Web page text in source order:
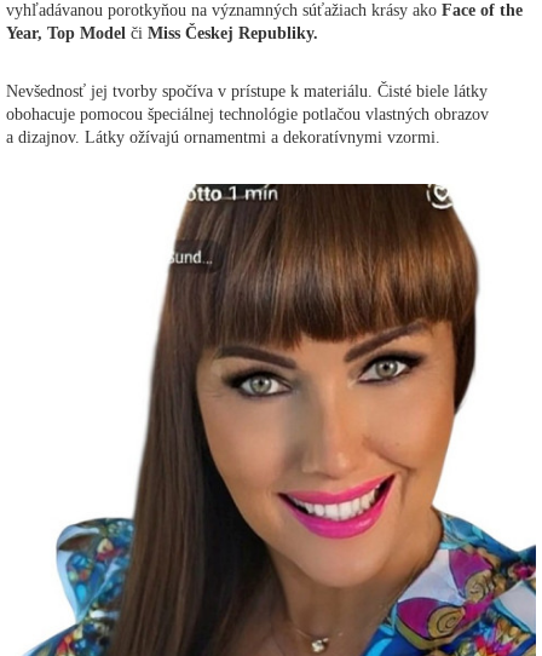
vyhľadávanou porotkyňou na významných súťažiach krásy ako Face of the
Year, Top Model či Miss Českej Republiky.
Nevšednosť jej tvorby spočíva v prístupe k materiálu. Čisté biele látky
obohacuje pomocou špeciálnej technológie potlačou vlastných obrazov
a dizajnov. Látky ožívajú ornamentmi a dekoratívnymi vzormi.